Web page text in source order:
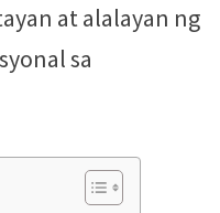
at alalayan ng
sa